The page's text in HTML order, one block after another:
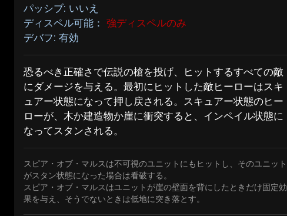
パッシブ: いいえ
ディスペル可能： 強ディスペルのみ
デバフ: 有効
恐るべき正確さで伝説の槍を投げ、ヒットするすべての敵
にダメージを与える。最初にヒットした敵ヒーローはスキ
ュアー状態になって押し戻される。スキュアー状態のヒー
ローが、木か建造物か崖に衝突すると、インペイル状態に
なってスタンされる。
スピア・オブ・マルスは不可視のユニットにもヒットし、そのユニット
がスタン状態になった場合は看破する。
スピア・オブ・マルスはユニットが崖の壁面を背にしたときだけ固定効
果を与え、そうでないときは低地に突き落とす。